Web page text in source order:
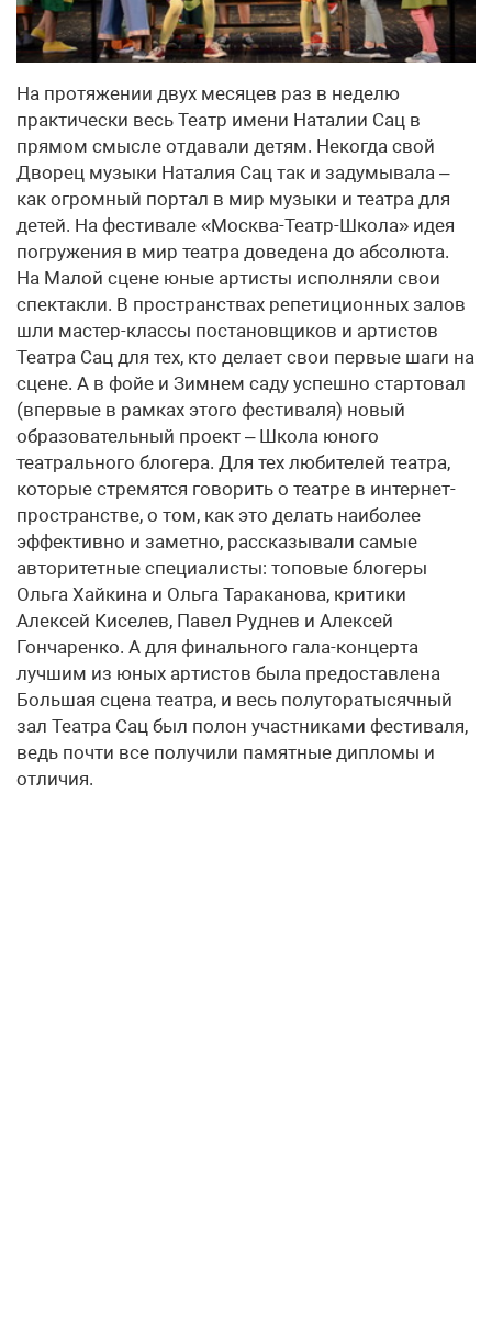
На протяжении двух месяцев раз в неделю
практически весь Театр имени Наталии Сац в
прямом смысле отдавали детям. Некогда свой
Дворец музыки Наталия Сац так и задумывала –
как огромный портал в мир музыки и театра для
детей. На фестивале «Москва-Театр-Школа» идея
погружения в мир театра доведена до абсолюта.
На Малой сцене юные артисты исполняли свои
спектакли. В пространствах репетиционных залов
шли мастер-классы постановщиков и артистов
Театра Сац для тех, кто делает свои первые шаги на
сцене. А в фойе и Зимнем саду успешно стартовал
(впервые в рамках этого фестиваля) новый
образовательный проект – Школа юного
театрального блогера. Для тех любителей театра,
которые стремятся говорить о театре в интернет-
пространстве, о том, как это делать наиболее
эффективно и заметно, рассказывали самые
авторитетные специалисты: топовые блогеры
Ольга Хайкина и Ольга Тараканова, критики
Алексей Киселев, Павел Руднев и Алексей
Гончаренко. А для финального гала-концерта
лучшим из юных артистов была предоставлена
Большая сцена театра, и весь полуторатысячный
зал Театра Сац был полон участниками фестиваля,
ведь почти все получили памятные дипломы и
отличия.